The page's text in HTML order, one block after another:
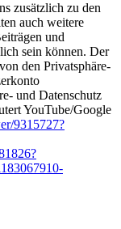
zusätzlich zu den
auch weitere
und
sein können. Der
den Privatsphäre-
und Datenschutz
YouTube/Google
9315727?